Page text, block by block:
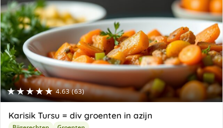
★★★★★ 4.63 (63)
Karisik Tursu = div groenten in azijn